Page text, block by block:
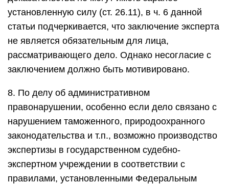
установленную силу (ст. 26.11), в ч. 6 данной
статьи подчеркивается, что заключение эксперта
не является обязательным для лица,
рассматривающего дело. Однако несогласие с
заключением должно быть мотивировано.
8. По делу об административном
правонарушении, особенно если дело связано с
нарушением таможенного, природоохранного
законодательства и т.п., возможно производство
экспертизы в государственном судебно-
экспертном учреждении в соответствии с
правилами, установленными Федеральным